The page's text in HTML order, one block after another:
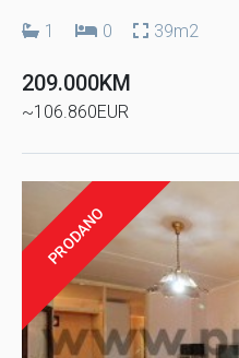
1 0 39m2
209.000KM
~106.860EUR
PRODANO